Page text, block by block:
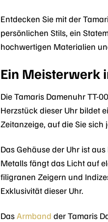
Entdecken Sie mit der
persönlichen Stils, ein
hochwertigen Materialien
Ein Meisterwerk
Die Tamaris Damenuhr TT-
Herzstück dieser Uhr bildet
Zeitanzeige, auf die Sie sich
Das Gehäuse der Uhr ist
Metalls fängt das Licht auf
filigranen Zeigern und
Exklusivität dieser Uhr.
DasArmband der Tamaris